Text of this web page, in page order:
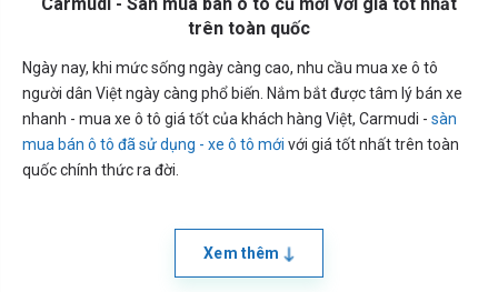
Carmudi - Sàn mua bán ô tô cũ mới với giá tốt nhất
trên toàn quốc
Ngày nay, khi mức sống ngày càng cao, nhu cầu mua xe ô tô
người dân Việt ngày càng phổ biến. Nắm bắt được tâm lý bán xe
nhanh - mua xe ô tô giá tốt của khách hàng Việt, Carmudi - sàn
mua bán ô tô đã sử dụng - xe ô tô mới với giá tốt nhất trên toàn
quốc chính thức ra đời.
Xem thêm